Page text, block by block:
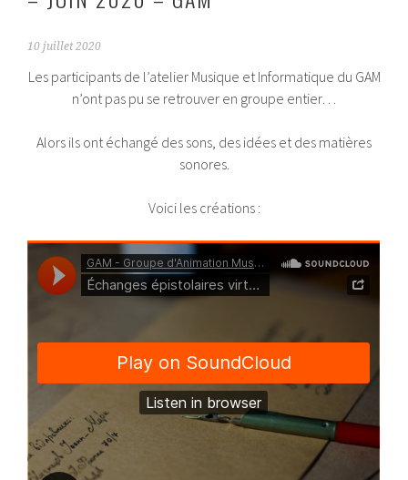
10 juillet 2020
Les participants de l’atelier Musique et Informatique du GAM
n’ont pas pu se retrouver en groupe entier…
Alors ils ont échangé des sons, des idées et des matières
sonores.
Voici les créations :